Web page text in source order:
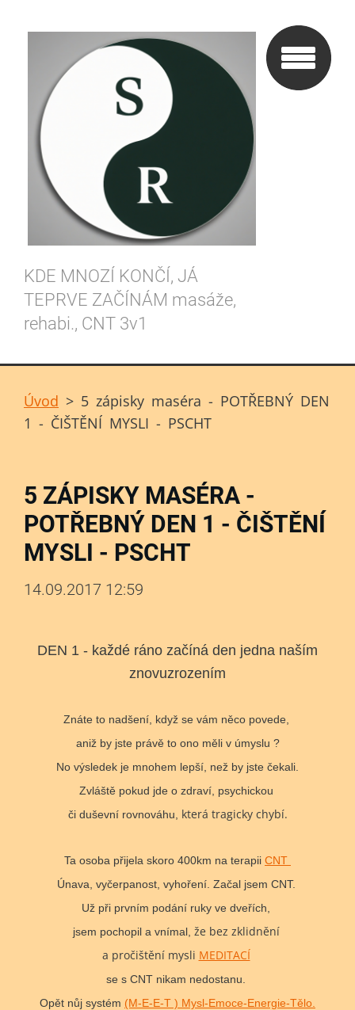
KDE MNOZÍ KONČÍ, JÁ
TEPRVE ZAČÍNÁM masáže,
rehabi., CNT 3v1
Úvod > 5 zápisky maséra - POTŘEBNÝ DEN
1 - ČIŠTĚNÍ MYSLI - PSCHT
5 ZÁPISKY MASÉRA -
POTŘEBNÝ DEN 1 - ČIŠTĚNÍ
MYSLI - PSCHT
14.09.2017 12:59
DEN 1 - každé ráno začíná den jedna naším
znovuzrozením
Znáte to nadšení, když se vám něco povede,
aniž by jste právě to ono měli v úmyslu ?
No výsledek je mnohem lepší, než by jste čekali.
Zvláště pokud jde o zdraví, psychickou
či duševní rovnováhu, která tragicky chybí.
Ta osoba přijela skoro 400km na terapii CNT
Únava, vyčerpanost, vyhoření. Začal jsem CNT.
Už při prvním podání ruky ve dveřích,
jsem pochopil a vnímal, že bez zklidnění
a pročištění mysli MEDITACÍ
se s CNT nikam nedostanu.
Opět nůj systém (M-E-E-T ) Mysl-Emoce-Energie-Tělo.